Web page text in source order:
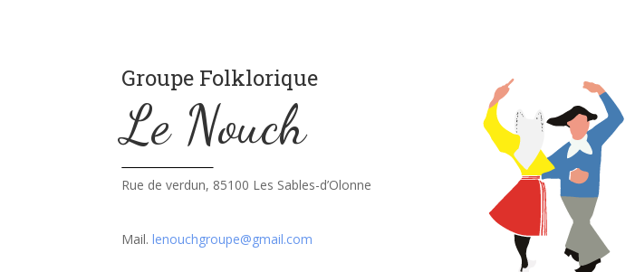
Groupe Folklorique
Le Nouch
Rue de verdun, 85100 Les Sables-d’Olonne
Mail.lenouchgroupe@gmail.com